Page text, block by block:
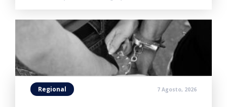
Regional 7 Agosto, 2026